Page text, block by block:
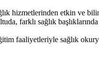
hizmetlerinden etkin ve
farklı sağlık
faaliyetleriyle sağlık